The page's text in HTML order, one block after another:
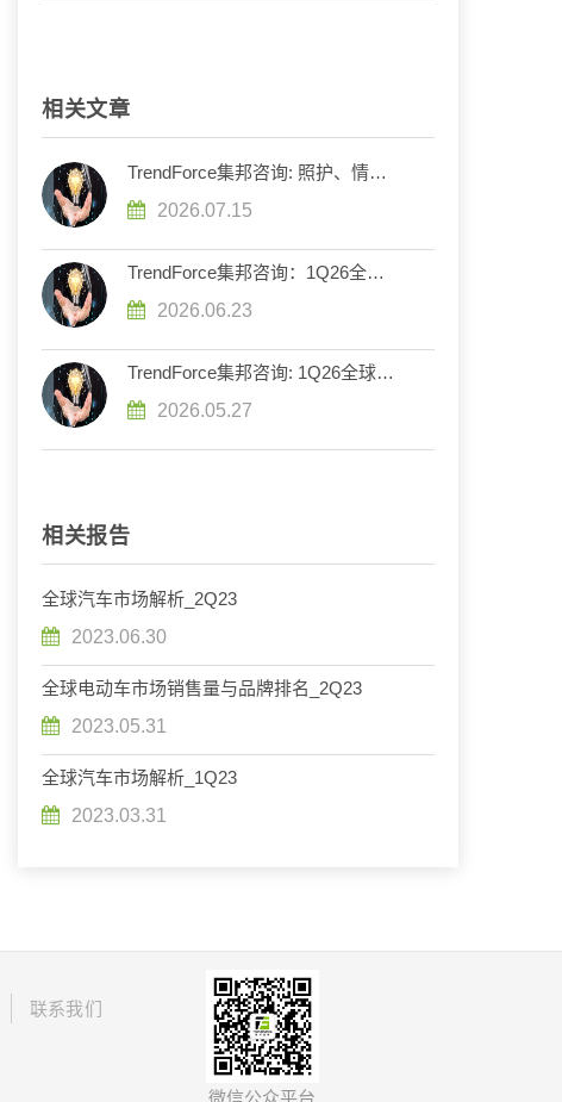
相关文章
TrendForce集邦咨询: 照护、情感
2030年产值达11亿美元
2026.07.15
TrendForce集邦咨询：1Q26全球
性，高压化成发展主轴
2026.06.23
TrendForce集邦咨询: 1Q26全球新
纯电车销售冠军
2026.05.27
相关报告
全球汽车市场解析_2Q23
2023.06.30
全球电动车市场销售量与品牌排名_2Q23
2023.05.31
全球汽车市场解析_1Q23
2023.03.31
联系我们
微信公众平台